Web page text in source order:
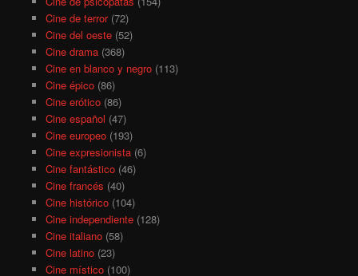
Cine de terror(72)
Cine del oeste(52)
Cine drama(368)
Cine en blanco y negro(113)
Cine épico(86)
Cine erótico(86)
Cine español (47)
Cine europeo(193)
Cine expresionista(6)
Cine fantástico(46)
Cine francés (40)
Cine histórico(104)
Cine independiente(128)
Cine italiano(58)
Cine latino(23)
Cine místico(100)